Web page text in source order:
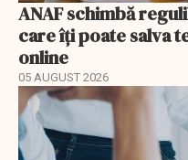
ANAF schimbă
care îți poate salva
online
05 AUGUST 2026